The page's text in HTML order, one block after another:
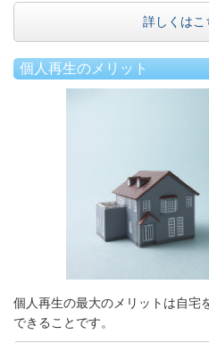
詳しくはこ
個人再生のメリット
個人再生の最大のメリットは自宅
できることです。